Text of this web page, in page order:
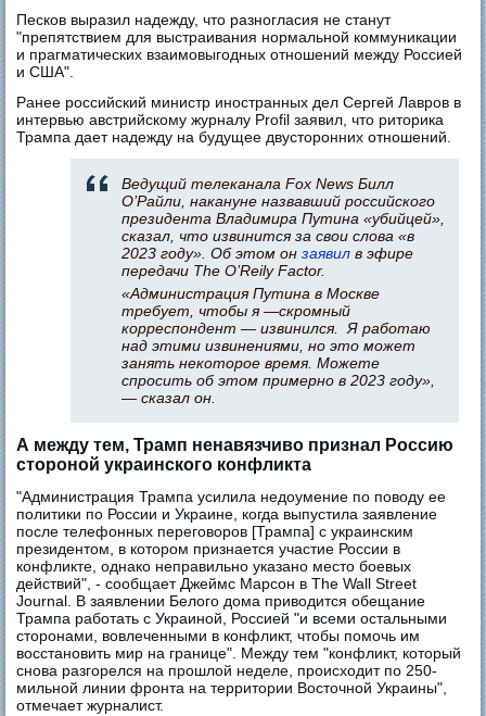
Песков выразил надежду, что разногласия не станут
"препятствием для выстраивания нормальной коммуникации
и прагматических взаимовыгодных отношений между Россией
и США".
Ранее российский министр иностранных дел Сергей Лавров в
интервью австрийскому журналу Profil заявил, что риторика
Трампа дает надежду на будущее двусторонних отношений.
Ведущий телеканала Fox News Билл
О’Райли, накануне назвавший российского
президента Владимира Путина «убийцей»,
сказал, что извинится за свои слова «в
2023 году». Об этом онзаявил в эфире
передачи The O’Reily Factor.
«Администрация Путина в Москве
требует, чтобы я —скромный
корреспондент — извинился. Я работаю
над этими извинениями, но это может
занять некоторое время. Можете
спросить об этом примерно в 2023 году»,
— сказал он.
А между тем, Трамп ненавязчиво признал Россию
стороной украинского конфликта
"Администрация Трампа усилила недоумение по поводу ее
политики по России и Украине, когда выпустила заявление
после телефонных переговоров [Трампа] с украинским
президентом, в котором признается участие России в
конфликте, однако неправильно указано место боевых
действий", - сообщает Джеймс Марсон в The Wall Street
Journal. В заявлении Белого дома приводится обещание
Трампа работать с Украиной, Россией "и всеми остальными
сторонами, вовлеченными в конфликт, чтобы помочь им
восстановить мир на границе". Между тем "конфликт, который
снова разгорелся на прошлой неделе, происходит по 250-
мильной линии фронта на территории Восточной Украины",
отмечает журналист.